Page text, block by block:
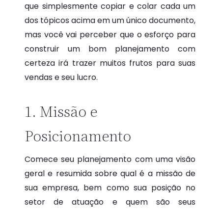
que simplesmente copiar e colar cada um
dos tópicos acima em um único documento,
mas você vai perceber que o esforço para
construir um bom planejamento com
certeza irá trazer muitos frutos para suas
vendas e seu lucro.
1. Missão e
Posicionamento
Comece seu planejamento com uma visão
geral e resumida sobre qual é a missão de
sua empresa, bem como sua posição no
setor de atuação e quem são seus